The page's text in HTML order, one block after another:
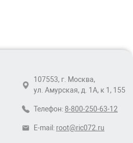
107553, г. Москва,
ул. Амурская, д. 1А, к 1, 155
Телефон: 8-800-250-63-12
E-mail: root@ric072.ru